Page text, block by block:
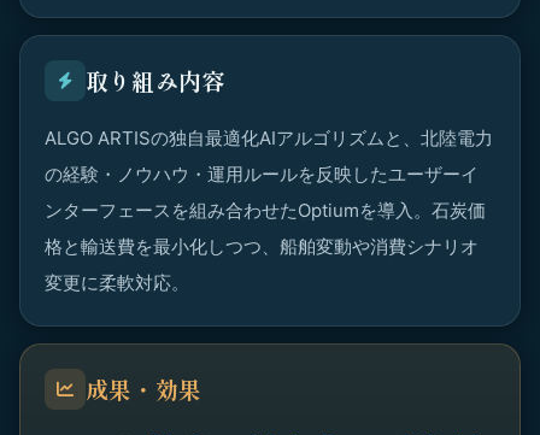
取り組み内容
ALGO ARTISの独自最適化AIアルゴリズムと、北陸電力
の経験・ノウハウ・運用ルールを反映したユーザーイ
ンターフェースを組み合わせたOptiumを導入。石炭価
格と輸送費を最小化しつつ、船舶変動や消費シナリオ
変更に柔軟対応。
成果・効果